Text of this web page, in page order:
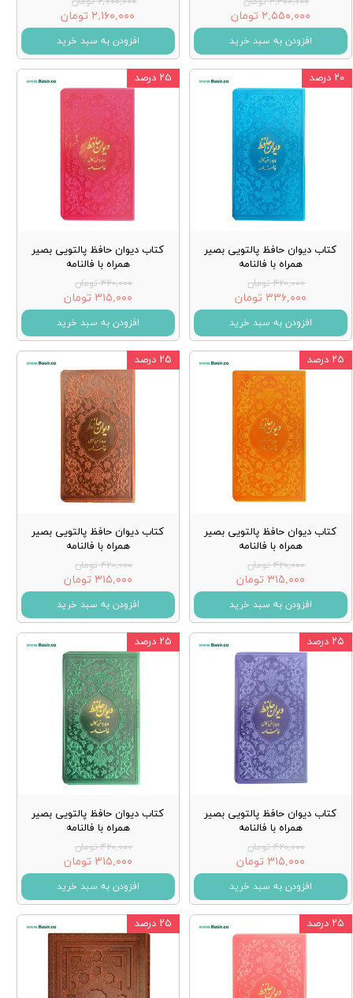
۲,۵۵۰,۰۰۰ تومان
افزودن به سبد خرید
۲,۱۶۰,۰۰۰ تومان
افزودن به سبد خرید
کتاب دیوان حافظ پالتویی بصیر
همراه با فالنامه
۴۲۰,۰۰۰ تومان
۳۳۶,۰۰۰ تومان
افزودن به سبد خرید
۲۰ درصد
کتاب دیوان حافظ پالتویی بصیر
همراه با فالنامه
۴۲۰,۰۰۰ تومان
۳۱۵,۰۰۰ تومان
افزودن به سبد خرید
۲۵ درصد
کتاب دیوان حافظ پالتویی بصیر
همراه با فالنامه
۴۲۰,۰۰۰ تومان
۳۱۵,۰۰۰ تومان
افزودن به سبد خرید
۲۵ درصد
کتاب دیوان حافظ پالتویی بصیر
همراه با فالنامه
۴۲۰,۰۰۰ تومان
۳۱۵,۰۰۰ تومان
افزودن به سبد خرید
۲۵ درصد
کتاب دیوان حافظ پالتویی بصیر
همراه با فالنامه
۴۲۰,۰۰۰ تومان
۳۱۵,۰۰۰ تومان
افزودن به سبد خرید
۲۵ درصد
کتاب دیوان حافظ پالتویی بصیر
همراه با فالنامه
۴۲۰,۰۰۰ تومان
۳۱۵,۰۰۰ تومان
افزودن به سبد خرید
۲۵ درصد
۲۵ درصد ۲۵ درصد